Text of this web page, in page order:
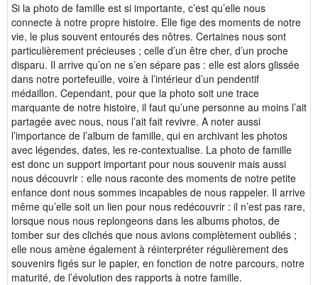
Si la photo de famille est si importante, c’est qu’elle nous
connecte à notre propre histoire. Elle fige des moments de notre
vie, le plus souvent entourés des nôtres. Certaines nous sont
particulièrement précieuses ; celle d’un être cher, d’un proche
disparu. Il arrive qu’on ne s’en sépare pas : elle est alors glissée
dans notre portefeuille, voire à l’intérieur d’un pendentif
médaillon. Cependant, pour que la photo soit une trace
marquante de notre histoire, il faut qu’une personne au moins l’ait
partagée avec nous, nous l’ait fait revivre. A noter aussi
l’importance de l’album de famille, qui en archivant les photos
avec légendes, dates, les re-contextualise. La photo de famille
est donc un support important pour nous souvenir mais aussi
nous découvrir : elle nous raconte des moments de notre petite
enfance dont nous sommes incapables de nous rappeler. Il arrive
même qu’elle soit un lien pour nous redécouvrir : il n’est pas rare,
lorsque nous nous replongeons dans les albums photos, de
tomber sur des clichés que nous avions complètement oubliés ;
elle nous amène également à réinterpréter régulièrement des
souvenirs figés sur le papier, en fonction de notre parcours, notre
maturité, de l’évolution des rapports à notre famille.